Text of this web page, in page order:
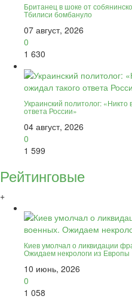
Британец в шоке от
Тбилиси бомбануло
07 август, 2026
0
1 630
Украинский политолог:
ответа России»
04 август, 2026
0
1 599
Рейтинговые
+
Киев умолчал о ликвидации
Ожидаем некрологи из Европы
10 июнь, 2026
0
1 058